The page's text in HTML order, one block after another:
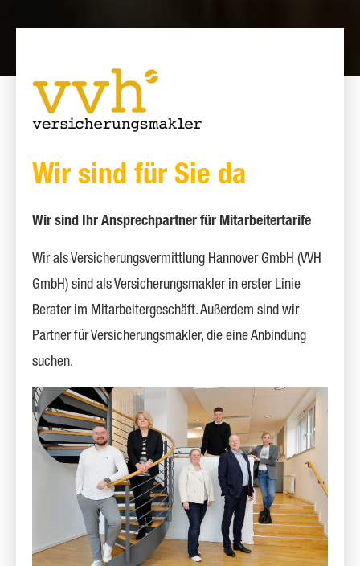
Wir sind für Sie da
Wir sind Ihr Ansprechpartner für Mitarbeitertarife
Wir als Versicherungsvermittlung Hannover GmbH (VVH
GmbH) sind als Ver­sicherungs­makler in erster Linie
Berater im Mitarbeitergeschäft. Außerdem sind wir
Partner für Ver­sicherungs­makler, die eine Anbindung
suchen.